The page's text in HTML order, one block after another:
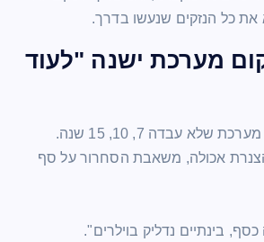
כל הנזקים שנעשו בדרך.
מערכת ישנה "לעוד
שלא עבדה 7, 10, 15 שנה.
אכולה, משאבת הסחרור על סף
בינתיים נדליק בוילרים".